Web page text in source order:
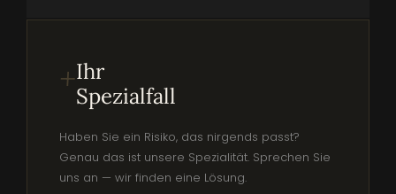
+Ihr
Spezialfall
Haben Sie ein Risiko, das nirgends passt?
Genau das ist unsere Spezialität. Sprechen Sie
uns an — wir finden eine Lösung.